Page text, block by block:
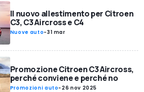
Il nuovo allestimento per Citroen
C3, C3 Aircross e C4
Nuove auto-31 mar
Promozione Citroen C3 Aircross,
perché conviene e perché no
Promozioni auto- 26 nov 2025